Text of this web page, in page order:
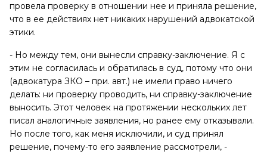
провела проверку в отношении нее и приняла решение,
что в ее действиях нет никаких нарушений адвокатской
этики.
- Но между тем, они вынесли справку-заключение. Я с
этим не согласилась и обратилась в суд, потому что они
(адвокатура ЗКО – при. авт.) не имели право ничего
делать: ни проверку проводить, ни справку-заключение
выносить. Этот человек на протяжении нескольких лет
писал аналогичные заявления, но ранее ему отказывали.
Но после того, как меня исключили, и суд принял
решение, почему-то его заявление рассмотрели, -